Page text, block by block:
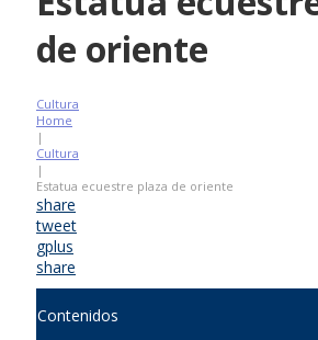
de oriente
Cultura
Home
|
Cultura
|
Estatua ecuestre plaza de oriente
share
tweet
gplus
share
Contenidos